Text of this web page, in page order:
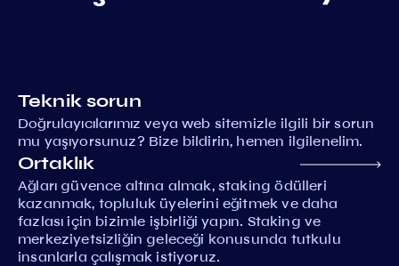
Teknik sorun
Doğrulayıcılarımız veya web sitemizle ilgili bir sorun
mu yaşıyorsunuz? Bize bildirin, hemen ilgilenelim.
Ortaklık
Ağları güvence altına almak, staking ödülleri
kazanmak, topluluk üyelerini eğitmek ve daha
fazlası için bizimle işbirliği yapın. Staking ve
merkeziyetsizliğin geleceği konusunda tutkulu
insanlarla çalışmak istiyoruz.